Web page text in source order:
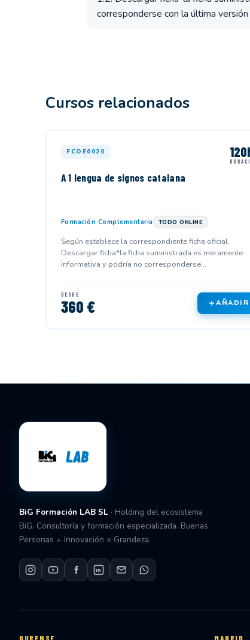
corresponderse con la última
Cursos relacionados
FCOE0020
A 1 lengua de signos catalana
Formación Complementaria TODO ONLINE
Según establece la correspondiente ficha oficial.
Descargar ficha*la ficha suministrada es meramente
informativa y podría no corresponderse...
DESDE
360 € AÑADIR
BiG Formación LAB SL · Holding del ecosistema
BiG. Consultoría y formación especializada. Buenas
Personas + Innovación × Grandeza.
OURENSE MADRID